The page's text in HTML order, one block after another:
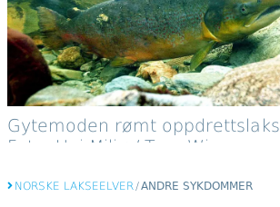
Gytemoden rømt oppdrettslaks.
Foto: Uni Miljø / Tore Wiers.
NORSKE LAKSEELVER/ANDRE SYKDOMMER